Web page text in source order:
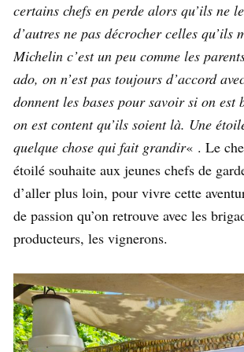
certains chefs en perde alors qu’ils ne
d’autres ne pas décrocher celles
Michelin c’est un peu comme les
ado, on n’est pas toujours d’accord
donnent les bases pour savoir si on est
on est content qu’ils soient là. Une
quelque chose qui fait grandir« . Le
étoilé souhaite aux jeunes chefs de
d’aller plus loin, pour vivre cette
de passion qu’on retrouve avec les
producteurs, les vignerons.